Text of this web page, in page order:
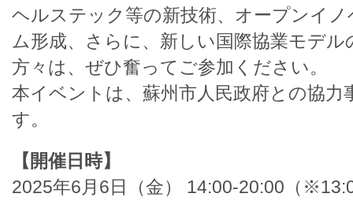
ヘルステック等の新技術、オープンイ
ム形成、さらに、新しい国際協業モデ
方々は、ぜひ奮ってご参加ください。
本イベントは、蘇州市人民政府との協
す。
【開催日時】
2025年6月6日（金） 14:00-20:00（